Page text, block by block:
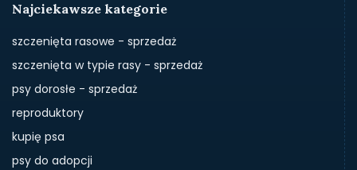
Najciekawsze kategorie
szczenięta rasowe - sprzedaż
szczenięta w typie rasy - sprzedaż
psy dorosłe - sprzedaż
reproduktory
kupię psa
psy do adopcji